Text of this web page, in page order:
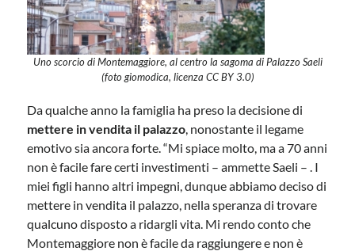
Uno scorcio di Montemaggiore, al centro la sagoma di Palazzo Saeli
(foto giomodica, licenza CC BY 3.0)
Da qualche anno la famiglia ha preso la decisione di
mettere in vendita il palazzo, nonostante il legame
emotivo sia ancora forte. “Mi spiace molto, ma a 70 anni
non è facile fare certi investimenti – ammette Saeli – . I
miei figli hanno altri impegni, dunque abbiamo deciso di
mettere in vendita il palazzo, nella speranza di trovare
qualcuno disposto a ridargli vita. Mi rendo conto che
Montemaggiore non è facile da raggiungere e non è